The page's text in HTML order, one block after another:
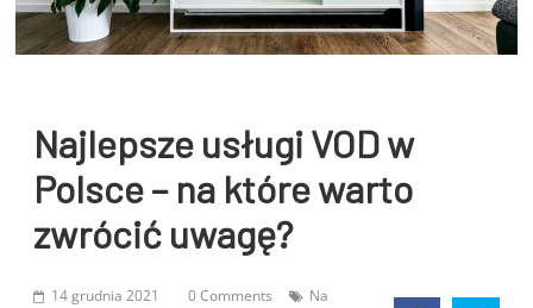
Najlepsze usługi VOD w
Polsce – na które warto
zwrócić uwagę?
14 grudnia 2021 0 Comments
Na